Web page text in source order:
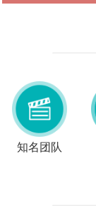
知名团队